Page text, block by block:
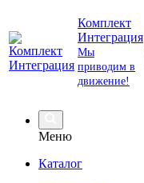
Комплект
Интеграция
Мы
приводим в
движение!
Меню
Каталог